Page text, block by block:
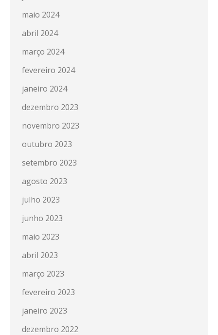
maio 2024
abril 2024
março 2024
fevereiro 2024
janeiro 2024
dezembro 2023
novembro 2023
outubro 2023
setembro 2023
agosto 2023
julho 2023
junho 2023
maio 2023
abril 2023
março 2023
fevereiro 2023
janeiro 2023
dezembro 2022